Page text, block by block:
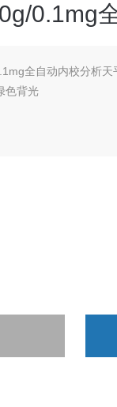
0.1mg
全自动内校分析天
色背光